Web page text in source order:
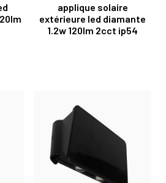
applique solaire
extérieure led diamante
1.2w 120lm 2cct ip54